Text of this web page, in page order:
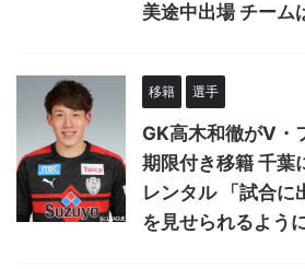
美途中出場 チーム
移籍 選手
GK高木和徹がV・
期限付き移籍 千葉
レンタル 「試合に
を見せられるよう